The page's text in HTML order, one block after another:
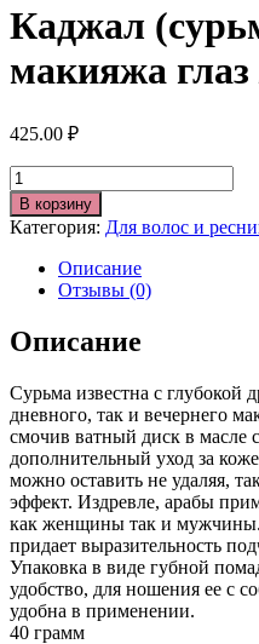
Каджал
макияжа
425.00 ₽
Количество
В корзину
Категория: Для волос и
Описание
Отзывы (0)
Описание
Сурьма известна с глубокой
дневного, так и вечернего
смочив ватный диск в масле
дополнительный уход за
можно оставить не удаляя,
эффект. Издревле, арабы
как женщины так и мужчины.
придает выразительность
Упаковка в виде губной
удобство, для ношения ее с
удобна в применении.
40 грамм